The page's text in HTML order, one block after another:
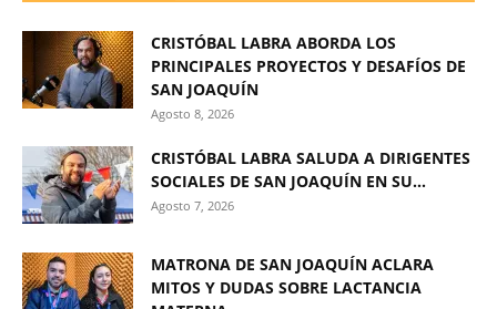
CRISTÓBAL LABRA ABORDA LOS
PRINCIPALES PROYECTOS Y DESAFÍOS DE
SAN JOAQUÍN
Agosto 8, 2026
CRISTÓBAL LABRA SALUDA A DIRIGENTES
SOCIALES DE SAN JOAQUÍN EN SU...
Agosto 7, 2026
MATRONA DE SAN JOAQUÍN ACLARA
MITOS Y DUDAS SOBRE LACTANCIA